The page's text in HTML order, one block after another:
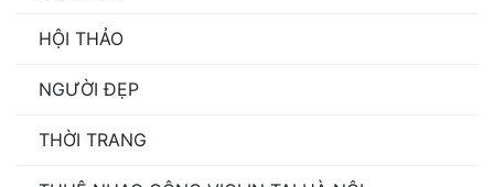
HỘI THẢO
NGƯỜI ĐẸP
THỜI TRANG